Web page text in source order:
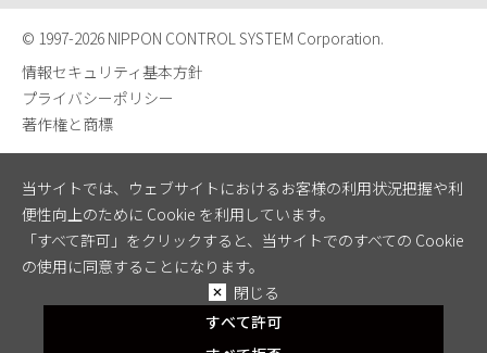
© 1997-2026 NIPPON CONTROL SYSTEM Corporation.
情報セキュリティ基本方針
プライバシーポリシー
著作権と商標
当サイトでは、ウェブサイトにおけるお客様の利用状況把握や利
便性向上のために Cookie を利用しています。
「すべて許可」をクリックすると、当サイトでのすべての Cookie
の使用に同意することになります。
閉じる
すべて許可